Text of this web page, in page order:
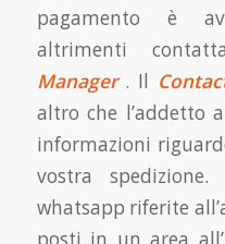
pagamento è
altrimenti
Manager . Il
altro che l’addetto
informazioni
vostra
whatsapp riferite